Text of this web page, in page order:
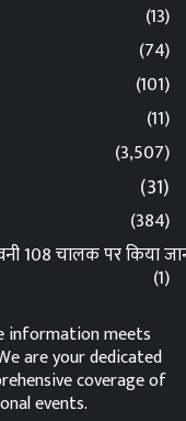
(13)
(74)
(101)
(11)
(3,507)
(31)
(384)
108 चालक पर किया
(1)
information meets
are your dedicated
coverage of
events.